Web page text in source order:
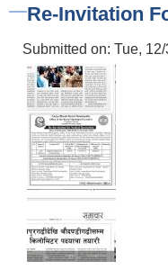
Re-Invitation
Submitted on: Tue,